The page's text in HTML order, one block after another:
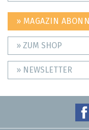
» MAGAZIN
» ZUM SHOP
» NEWSLETTER